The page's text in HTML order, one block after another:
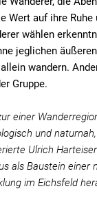
Wert auf ihre
wählen
jeglichen
wandern.
Gruppe.
einer
und
Ulrich
als Baustein einer
im Eichsfeld